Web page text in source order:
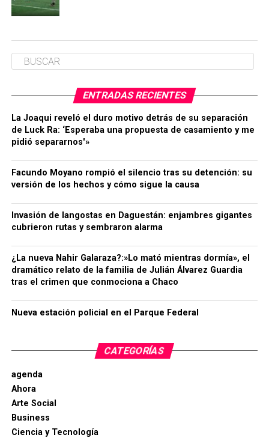
ENTRADAS RECIENTES
La Joaqui reveló el duro motivo detrás de su separación
de Luck Ra: ‘Esperaba una propuesta de casamiento y me
pidió separarnos'»
Facundo Moyano rompió el silencio tras su detención: su
versión de los hechos y cómo sigue la causa
Invasión de langostas en Daguestán: enjambres gigantes
cubrieron rutas y sembraron alarma
¿La nueva Nahir Galaraza?:»Lo mató mientras dormía», el
dramático relato de la familia de Julián Álvarez Guardia
tras el crimen que conmociona a Chaco
Nueva estación policial en el Parque Federal
CATEGORÍAS
agenda
Ahora
Arte Social
Business
Ciencia y Tecnología